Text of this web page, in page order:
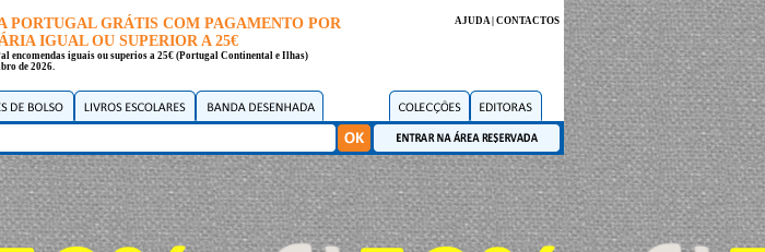
PORTUGAL GRÁTIS COM PAGAMENTO POR
IGUAL OU SUPERIOR A 25€
encomendas iguais ou superios a 25€ (Portugal Continental e Ilhas)
de 2026.
AJUDA| CONTACTOS